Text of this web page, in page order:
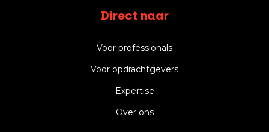
Direct naar
Voor professionals
Voor opdrachtgevers
Expertise
Over ons